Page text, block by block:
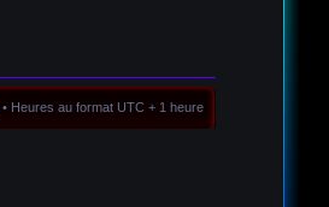
• Heures au format UTC + 1 heure